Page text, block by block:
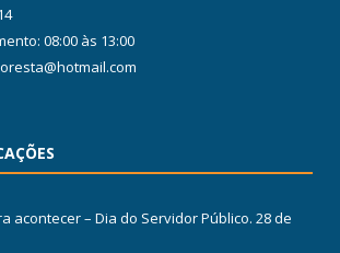
08:00 às 13:00
acontecer – Dia do Servidor Público. 28 de